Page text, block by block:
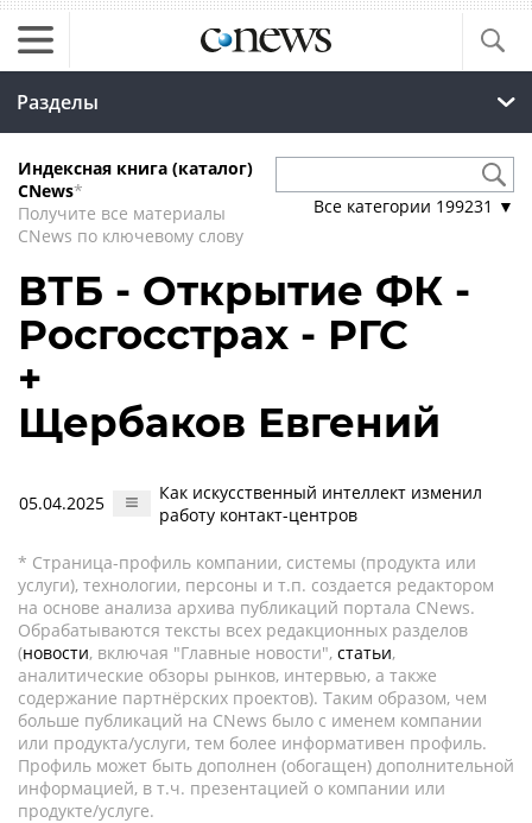
Разделы
Индексная книга (каталог)
CNews*
Получите все материалы
CNews по ключевому слову
Все категории 199231 ▼
ВТБ - Открытие ФК -
Росгосстрах - РГС
+
Щербаков Евгений
05.04.2025
Как искусственный интеллект изменил
работу контакт-центров
* Страница-профиль компании, системы (продукта или
услуги), технологии, персоны и т.п. создается редактором
на основе анализа архива публикаций портала CNews.
Обрабатываются тексты всех редакционных разделов
(новости, включая "Главные новости", статьи,
аналитические обзоры рынков, интервью, а также
содержание партнёрских проектов). Таким образом, чем
больше публикаций на CNews было с именем компании
или продукта/услуги, тем более информативен профиль.
Профиль может быть дополнен (обогащен) дополнительной
информацией, в т.ч. презентацией о компании или
продукте/услуге.